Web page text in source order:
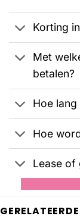
Korting
Met
betalen?
Hoe
Hoe
Lease of